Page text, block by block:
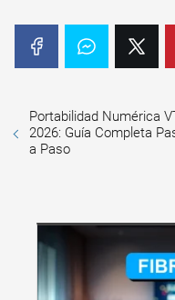
Portabilidad Numérica
2026: Guía Completa
a Paso